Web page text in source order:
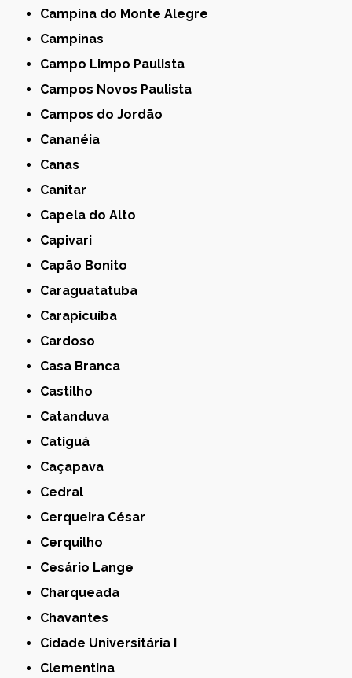
Campina do Monte Alegre
Campinas
Campo Limpo Paulista
Campos Novos Paulista
Campos do Jordão
Cananéia
Canas
Canitar
Capela do Alto
Capivari
Capão Bonito
Caraguatatuba
Carapicuíba
Cardoso
Casa Branca
Castilho
Catanduva
Catiguá
Caçapava
Cedral
Cerqueira César
Cerquilho
Cesário Lange
Charqueada
Chavantes
Cidade Universitária I
Clementina